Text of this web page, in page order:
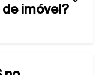
imóvel?